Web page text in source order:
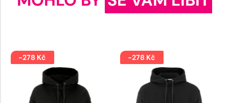
-278 Kč -278 Kč